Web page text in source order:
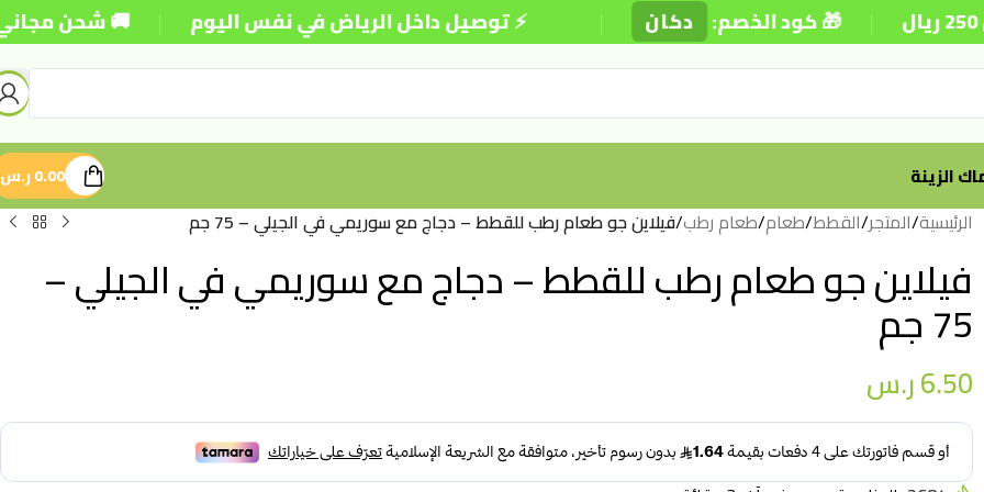
⚡ توصيل داخل الرياض في نفس اليوم | 🚚 شحن مجاني للطلبات | 🎁 كود الخصم: دكان |
الزينة 0.00ر.س
الرئيسية/المتجر/القطط/طعام/طعام رطب/فيلاين جو طعام رطب للقطط – دجاج مع سوريمي في الجيلي – 75 جم
فيلاين جو طعام رطب للقطط – دجاج مع سوريمي في الجيلي –
75 جم
6.50ر.س